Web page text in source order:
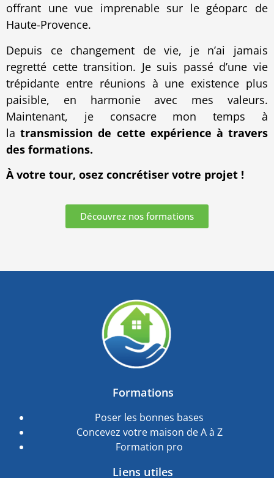
offrant une vue imprenable sur le géoparc de
Haute-Provence.
Depuis ce changement de vie, je n’ai jamais
regretté cette transition. Je suis passé d’une vie
trépidante entre réunions à une existence plus
paisible, en harmonie avec mes valeurs.
Maintenant, je consacre mon temps à
latransmission de cette expérience à travers
des formations.
À votre tour, osez concrétiser votre projet !
Découvrez nos formations
Formations
Poser les bonnes bases
Concevez votre maison de A à Z
Formation pro
Liens utiles